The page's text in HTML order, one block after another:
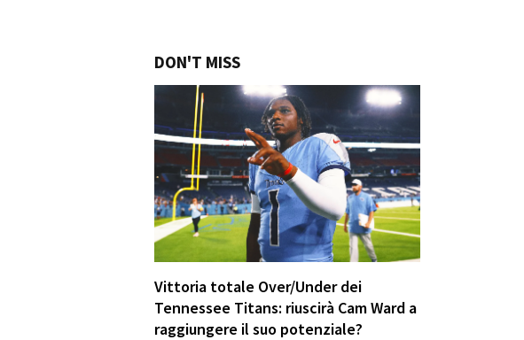
DON'T MISS
Vittoria totale Over/Under dei
Tennessee Titans: riuscirà Cam Ward a
raggiungere il suo potenziale?